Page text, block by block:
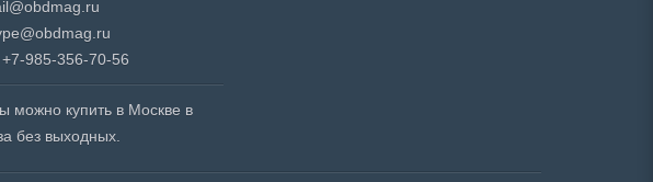
985-356-70-56
можно купить в Москве в
без выходных.